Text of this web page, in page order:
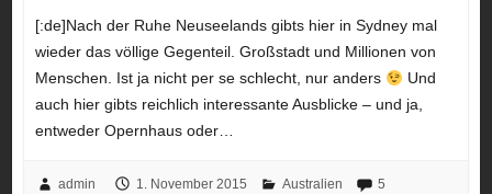
[:de]Nach der Ruhe Neuseelands gibts hier in Sydney mal
wieder das völlige Gegenteil. Großstadt und Millionen von
Menschen. Ist ja nicht per se schlecht, nur anders
Und
auch hier gibts reichlich interessante Ausblicke – und ja,
entweder Opernhaus oder…
admin 1. November 2015 Australien
5